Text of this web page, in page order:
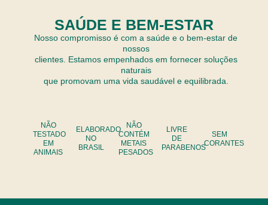
SAÚDE E BEM-ESTAR
Nosso compromisso é com a saúde e o bem-estar de
nossos
clientes. Estamos empenhados em fornecer soluções
naturais
que promovam uma vida saudável e equilibrada.
NÃO
TESTADO
EM
ANIMAIS
ELABORADO
NO
BRASIL
NÃO
CONTÉM
METAIS
PESADOS
LIVRE
DE
PARABENOS
SEM
CORANTES